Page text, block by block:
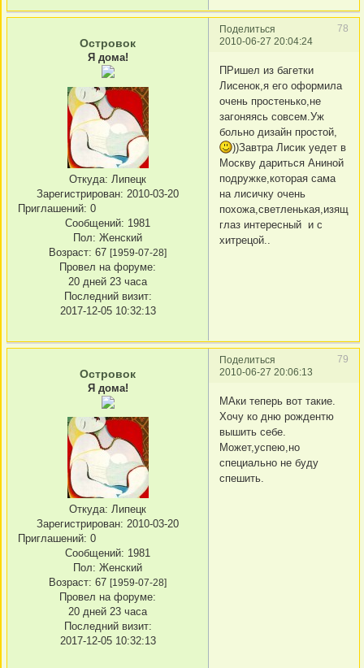
Поделиться
78
2010-06-27 20:04:24
Островок
Я дома!
Откуда: Липецк
Зарегистрирован: 2010-03-20
Приглашений: 0
Сообщений: 1981
Пол: Женский
Возраст: 67 [1959-07-28]
Провел на форуме:
20 дней 23 часа
Последний визит:
2017-12-05 10:32:13
ПРишел из багетки
Лисенок,я его оформила
очень простенько,не
загоняясь совсем.Уж
больно дизайн простой,
))Завтра Лисик уедет в
Москву дариться Аниной
подружке,которая сама
на лисичку очень
глаз интересный и с
хитрецой..
Поделиться
79
2010-06-27 20:06:13
Островок
Я дома!
Откуда: Липецк
Зарегистрирован: 2010-03-20
Приглашений: 0
Сообщений: 1981
Пол: Женский
Возраст: 67 [1959-07-28]
Провел на форуме:
20 дней 23 часа
Последний визит:
2017-12-05 10:32:13
МАки теперь вот такие.
Хочу ко дню рождентю
вышить себе.
Может,успею,но
специально не буду
спешить.